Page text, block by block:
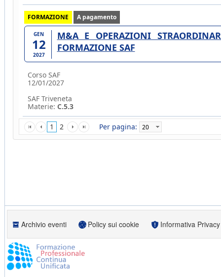
1 2 Per pagina:
FORMAZIONE A pagamento
GEN
12
2027
M&A E OPERAZIONI
FORMAZIONE SAF
Corso SAF
12/01/2027
SAF Triveneta
Materie: C.5.3
Archivio eventi Policy sui cookie Informativa Privacy